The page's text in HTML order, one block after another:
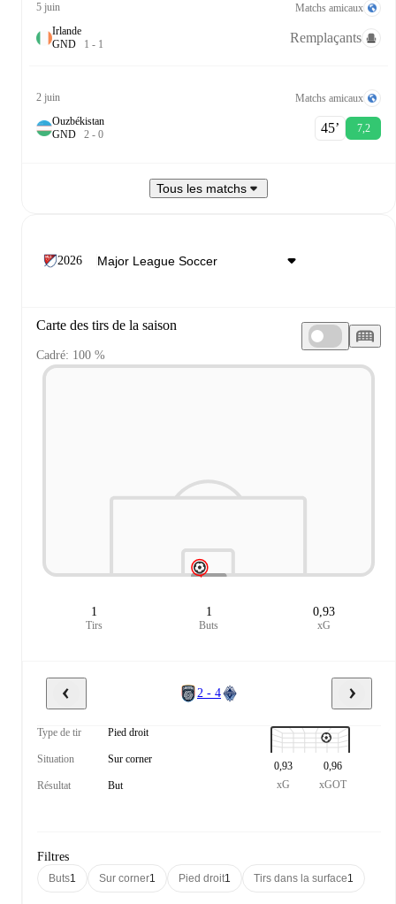
5 juin
Matchs amicaux
Irlande
GND 1 - 1 Remplaçants
2 juin
Matchs amicaux
Ouzbékistan
GND 2 - 0 45‎’‎ 7,2
Tous les matchs
2026
Carte des tirs de la saison
Cadré: 100 %
1
Tirs
1
Buts
0,93
xG
2 - 4
Type de tir Pied droit
Situation Sur corner
Résultat But
0,93
xG
0,96
xGOT
Filtres
Buts1 Sur corner1 Pied droit1 Tirs dans la surface1